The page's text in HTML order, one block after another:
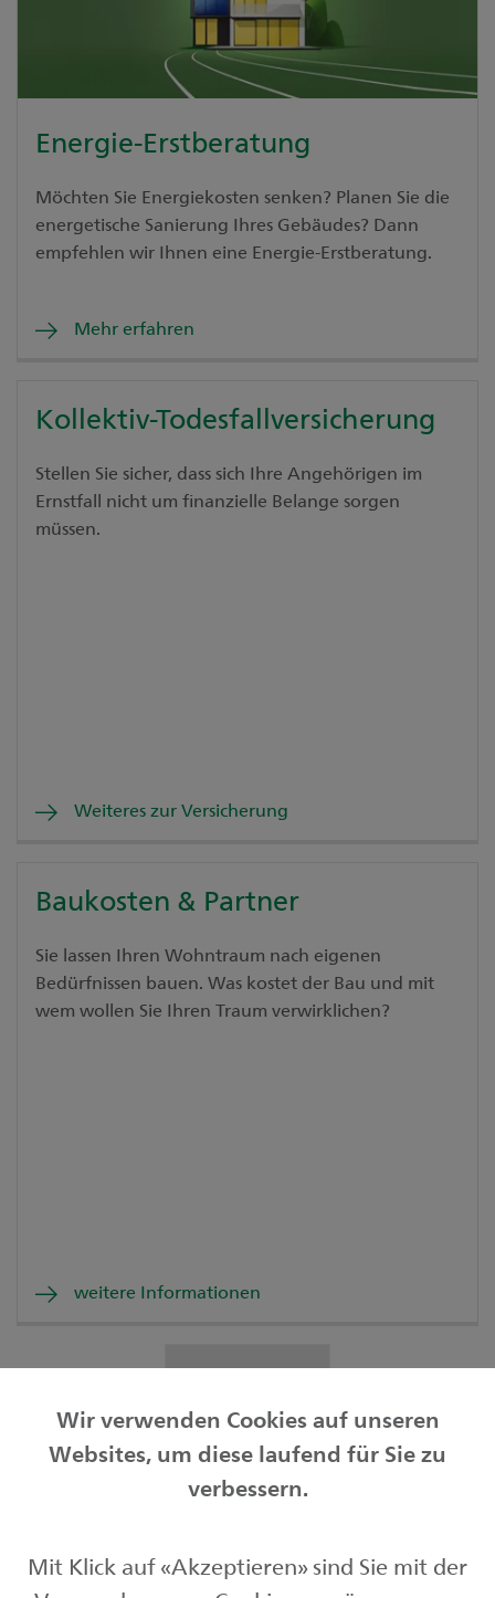
Energie-Erstberatung
Möchten Sie Energiekosten senken? Planen Sie die
energetische Sanierung Ihres Gebäudes? Dann
empfehlen wir Ihnen eine Energie-Erstberatung.
Mehr erfahren
Kollektiv-Todesfallversicherung
Stellen Sie sicher, dass sich Ihre Angehörigen im
Ernstfall nicht um finanzielle Belange sorgen
müssen.
Weiteres zur Versicherung
Baukosten & Partner
Sie lassen Ihren Wohntraum nach eigenen
Bedürfnissen bauen. Was kostet der Bau und mit
wem wollen Sie Ihren Traum verwirklichen?
weitere Informationen
Mehr laden
Privatkunden
Börse und Märkte
Wir verwenden Cookies auf unseren
Websites, um diese laufend für Sie zu
verbessern.
Mit Klick auf «Akzeptieren» sind Sie mit der